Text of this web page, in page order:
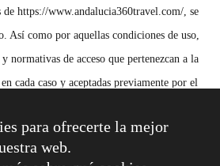
de https://www.andalucia360travel.com/, se
Así como por aquellas condiciones de uso,
normativas de acceso que pertenezcan a la
cada caso y aceptadas previamente por el
correctamente su presencia en la red
productos o servicios de
para ofrecerte la mejor
web.